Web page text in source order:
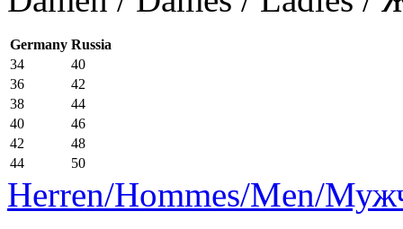
Germany Russia
34
40
36
42
38
44
40
46
42
48
44
50
Herren/Hommes/Men/